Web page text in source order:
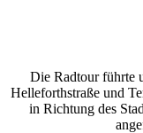
Die Radtour führte
Helleforthstraße und
in Richtung des